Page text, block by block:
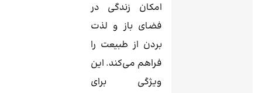
امکان زندگی در
فضای باز و لذت
بردن از طبیعت را
فراهم می‌کند. این
ویژگی برای